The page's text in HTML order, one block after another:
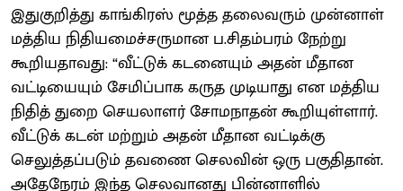
இதுகுறித்து காங்கிரஸ் மூத்த தலைவரும் முன்னாள்
மத்திய நிதியமைச்சருமான ப.சிதம்பரம் நேற்று
கூறியதாவது: “வீட்டுக் கடனையும் அதன் மீதான
வட்டியையும் சேமிப்பாக கருத முடியாது என மத்திய
நிதித் துறை செயலாளர் சோமநாதன் கூறியுள்ளார்.
வீட்டுக் கடன் மற்றும் அதன் மீதான வட்டிக்கு
செலுத்தப்படும் தவணை செலவின் ஒரு பகுதிதான்.
அதேநேரம் இந்த செலவானது பின்னாளில்